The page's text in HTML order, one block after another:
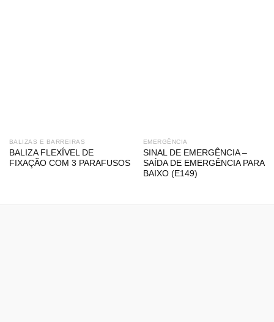
BALIZAS E BARREIRAS
BALIZA FLEXÍVEL DE
FIXAÇÃO COM 3 PARAFUSOS
EMERGÊNCIA
SINAL DE EMERGÊNCIA –
SAÍDA DE EMERGÊNCIA PARA
BAIXO (E149)